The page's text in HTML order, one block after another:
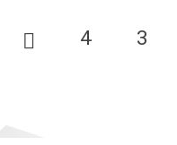
3
4